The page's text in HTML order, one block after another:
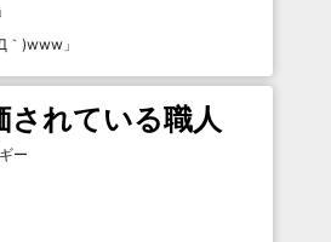
」
｀)www 」
されている職人
ー